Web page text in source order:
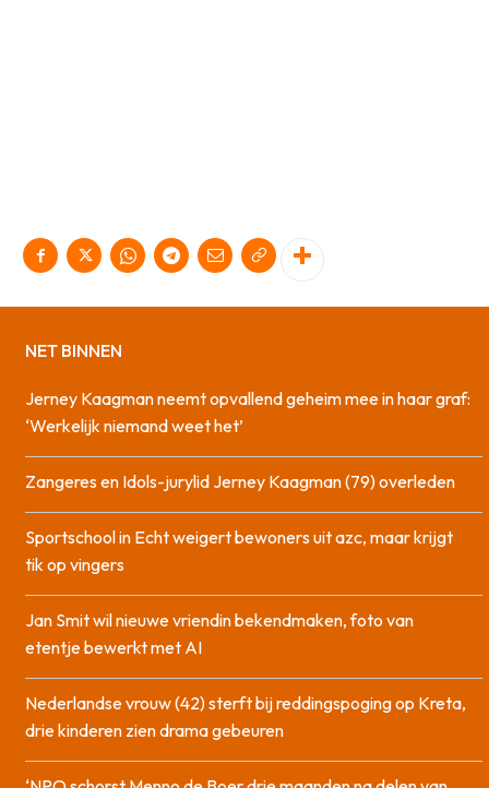
NET BINNEN
Jerney Kaagman neemt opvallend geheim mee in haar graf:
‘Werkelijk niemand weet het’
Zangeres en Idols-jurylid Jerney Kaagman (79) overleden
Sportschool in Echt weigert bewoners uit azc, maar krijgt
tik op vingers
Jan Smit wil nieuwe vriendin bekendmaken, foto van
etentje bewerkt met AI
Nederlandse vrouw (42) sterft bij reddingspoging op Kreta,
drie kinderen zien drama gebeuren